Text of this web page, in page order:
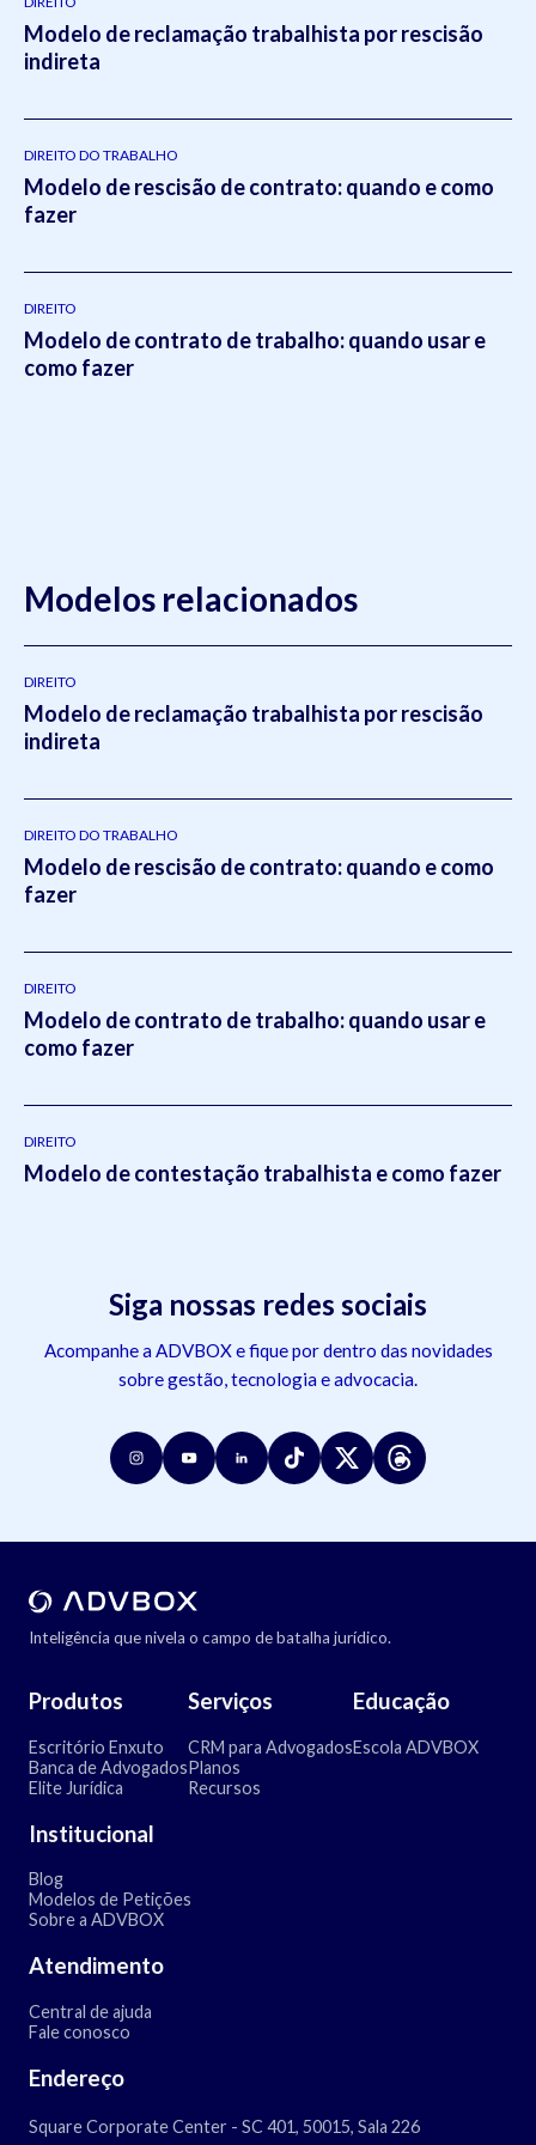
Advocacia, realizando a supervisão e liderança em todos os
setores do escritório.Em 2021, Eduardo publicou o livro
pela editoraViseu.
Modelo de reclamação trabalhista por rescisão
indireta
DIREITO DO TRABALHO
Modelo de rescisão de contrato: quando e como
fazer
DIREITO
Modelo de contrato de trabalho: quando usar e
como fazer
Modelos relacionados
DIREITO
Modelo de reclamação trabalhista por rescisão
indireta
DIREITO DO TRABALHO
Modelo de rescisão de contrato: quando e como
fazer
DIREITO
Modelo de contrato de trabalho: quando usar e
como fazer
DIREITO
Modelo de contestação trabalhista e como fazer
Siga nossas redes sociais
Acompanhe a ADVBOX e fique por dentro das novidades
sobre gestão, tecnologia e advocacia.
Inteligência que nivela o campo de batalha jurídico.
Produtos
Escritório Enxuto
Banca de Advogados
Elite Jurídica
Serviços
CRM para Advogados
Planos
Recursos
Educação
Escola ADVBOX
Institucional
Blog
Modelos de Petições
Sobre a ADVBOX
Atendimento
Central de ajuda
Fale conosco
Endereço
Square Corporate Center - SC 401, 50015, Sala 226